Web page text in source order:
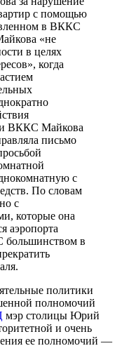
с помощью
в ВККС
«не
в целях
когда
ВККС Майкова
письмо
с
По словам
с
которые она
аэропорта
большинством в
политики
полномочий
мэр столицы Юрий
и очень
ее полномочий —